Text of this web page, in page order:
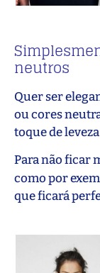
neutros
Quer ser
ou cores
toque de
Para não ficar
como por
que ficará